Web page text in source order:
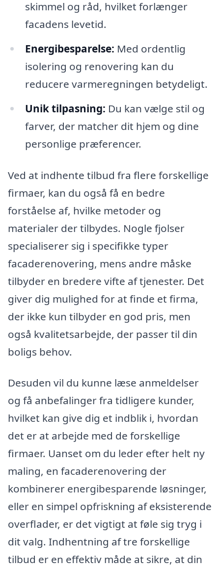
skimmel og råd, hvilket forlænger
facadens levetid.
Energibesparelse: Med ordentlig
isolering og renovering kan du
reducere varmeregningen betydeligt.
Unik tilpasning: Du kan vælge stil og
farver, der matcher dit hjem og dine
personlige præferencer.
Ved at indhente tilbud fra flere forskellige
firmaer, kan du også få en bedre
forståelse af, hvilke metoder og
materialer der tilbydes. Nogle fjolser
specialiserer sig i specifikke typer
facaderenovering, mens andre måske
tilbyder en bredere vifte af tjenester. Det
giver dig mulighed for at finde et firma,
der ikke kun tilbyder en god pris, men
også kvalitetsarbejde, der passer til din
boligs behov.
Desuden vil du kunne læse anmeldelser
og få anbefalinger fra tidligere kunder,
hvilket kan give dig et indblik i, hvordan
det er at arbejde med de forskellige
firmaer. Uanset om du leder efter helt ny
maling, en facaderenovering der
kombinerer energibesparende løsninger,
eller en simpel opfriskning af eksisterende
overflader, er det vigtigt at føle sig tryg i
dit valg. Indhentning af tre forskellige
tilbud er en effektiv måde at sikre, at din